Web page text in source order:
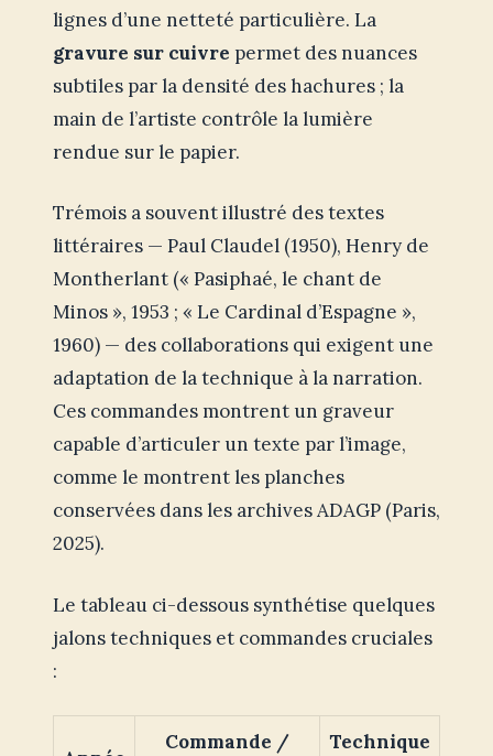
lignes d’une netteté particulière. La
gravure sur cuivre permet des nuances
subtiles par la densité des hachures ; la
main de l’artiste contrôle la lumière
rendue sur le papier.
Trémois a souvent illustré des textes
littéraires — Paul Claudel (1950), Henry de
Montherlant (« Pasiphaé, le chant de
Minos », 1953 ; « Le Cardinal d’Espagne »,
1960) — des collaborations qui exigent une
adaptation de la technique à la narration.
Ces commandes montrent un graveur
capable d’articuler un texte par l’image,
comme le montrent les planches
conservées dans les archives ADAGP (Paris,
2025).
Le tableau ci-dessous synthétise quelques
jalons techniques et commandes cruciales
:
Commande /
Technique